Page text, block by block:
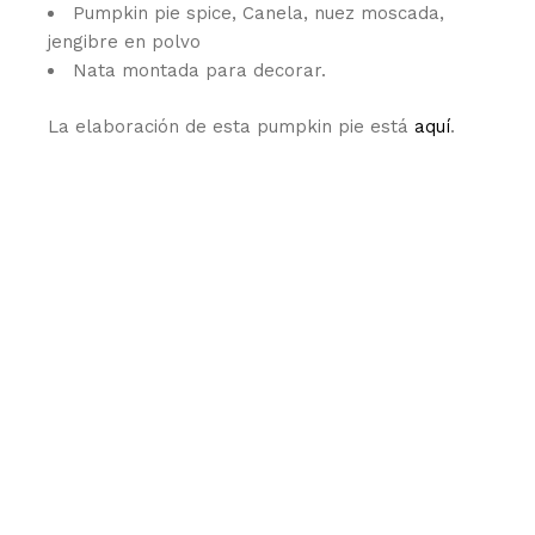
Pumpkin pie spice, Canela, nuez moscada,
jengibre en polvo
Nata montada para decorar.
La elaboración de esta pumpkin pie estáaquí.